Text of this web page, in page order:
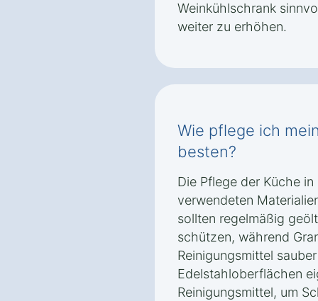
Weinkühlschrank
weiter zu erhöhen.
Wie pflege ich
besten?
Die Pflege der Küche
verwendeten
sollten regelmäßig
schützen, während
Reinigungsmittel
Edelstahloberflächen
Reinigungsmittel, um